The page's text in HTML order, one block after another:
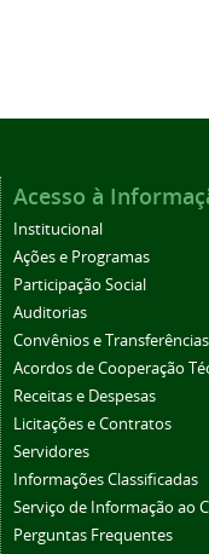
Acesso à
Institucional
Ações e Programas
Participação Social
Auditorias
Convênios e Transferências
Acordos de Cooperação
Receitas e Despesas
Licitações e Contratos
Servidores
Informações Classificadas
Serviço de Informação ao
Perguntas Frequentes